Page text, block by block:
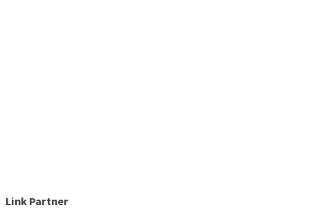
Link Partner